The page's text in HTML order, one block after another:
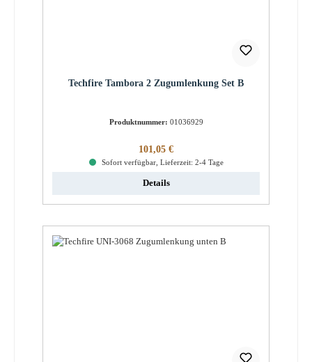
Techfire Tambora 2 Zugumlenkung Set B
Produktnummer: 01036929
Regulärer Preis:
101,05 €
Sofort verfügbar, Lieferzeit: 2-4 Tage
Details